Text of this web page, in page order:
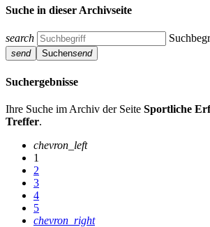
Suche in dieser Archivseite
search
send Suchensend
Suchergebnisse
Ihre Suche im Archiv der Seite Sportliche
Treffer.
chevron_left
1
2
3
4
5
chevron_right